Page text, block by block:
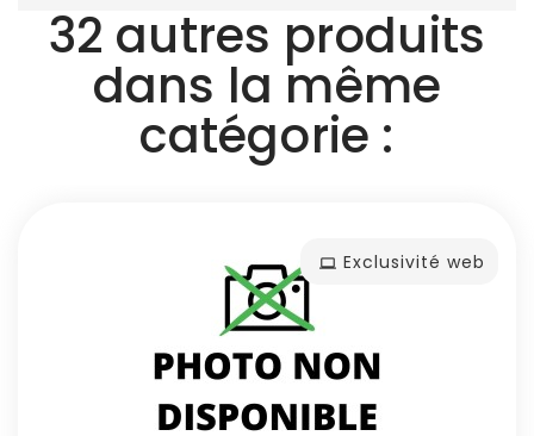
32 autres produits
dans la même
catégorie :
Exclusivité web